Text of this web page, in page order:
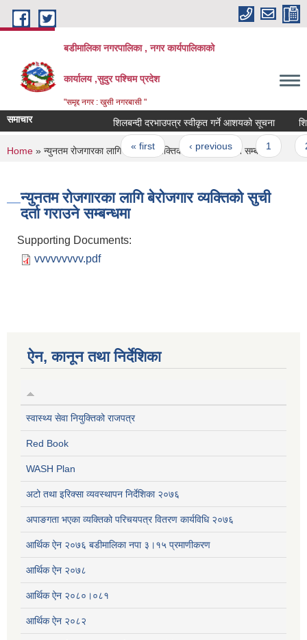
Skip to main content
बडीमालिका नगरपालिका , नगर कार्यपालिकाको
कार्यालय ,सुदुर पश्चिम प्रदेश
"समृद्द नगर : खुसी नगरबासी "
समाचार शिलबन्दी दरभाउपत्र स्वीकृत गर्ने आशयको सूचना
Pages
« first ‹ previous 1
You are here
Home » न्युनतम रोजगारका लागि बेरोजगार व्यक्तिको सुची दर्ता गराउने सम्बन्धमा
न्युनतम रोजगारका लागि बेरोजगार व्यक्तिको सुची
दर्ता गराउने सम्बन्धमा
Supporting Documents:
vvvvvvvvv.pdf
ऐन, कानून तथा निर्देशिका
स्वास्थ्य सेवा नियुक्तिको राजपत्र
Red Book
WASH Plan
अटो तथा इरिक्सा व्यवस्थापन निर्देशिका २०७६
अपाङगता भएका व्यक्तिको परिचयपत्र वितरण कार्यविधि २०७६
आर्थिक ऐन २०७६ बडीमालिका नपा ३।१५ प्रमाणीकरण
आर्थिक ऐन २०७८
आर्थिक ऐन २०८०।०८१
आर्थिक ऐन २०८२